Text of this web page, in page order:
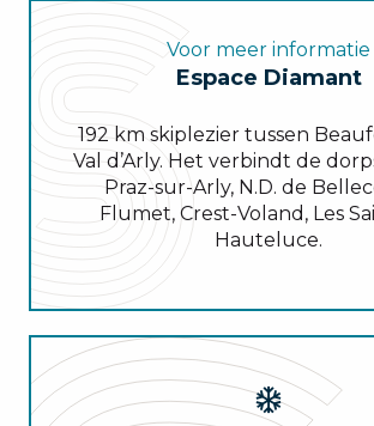
Voor meer informatie
Espace Diamant
192 km skiplezier tussen
Val d’Arly. Het verbindt de
Praz-sur-Arly, N.D. de
Flumet, Crest-Voland, Les
Hauteluce.